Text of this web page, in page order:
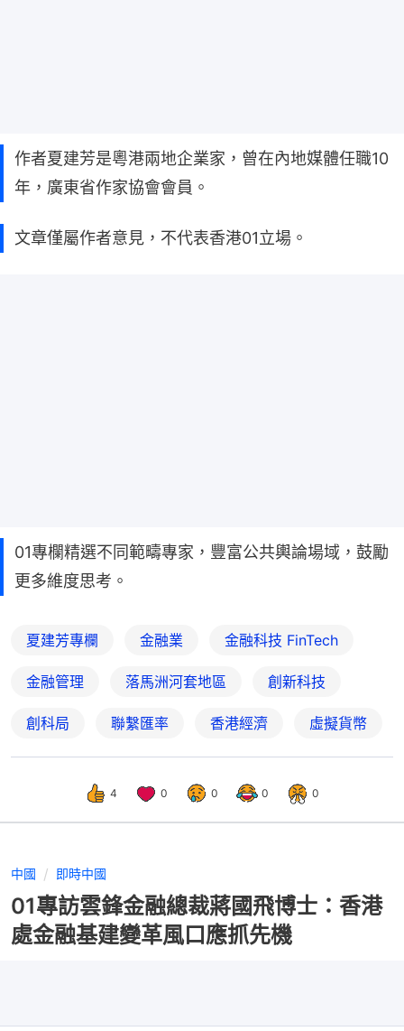
作者夏建芳是粵港兩地企業家，曾在內地媒體任職10
年，廣東省作家協會會員。
文章僅屬作者意見，不代表香港01立場。
01專欄精選不同範疇專家，豐富公共輿論場域，鼓勵
更多維度思考。
夏建芳專欄 金融業 金融科技 FinTech
金融管理 落馬洲河套地區 創新科技
創科局 聯繫匯率 香港經濟 虛擬貨幣
4 0 0 0 0
中國 即時中國
01專訪雲鋒金融總裁蔣國飛博士：香港
處金融基建變革風口應抓先機